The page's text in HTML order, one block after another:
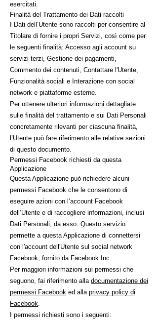
esercitati.
Finalità del Trattamento dei Dati raccolti
I Dati dell’Utente sono raccolti per consentire al
Titolare di fornire i propri Servizi, così come per
le seguenti finalità: Accesso agli account su
servizi terzi, Gestione dei pagamenti,
Commento dei contenuti, Contattare l'Utente,
Funzionalità sociali e Interazione con social
network e piattaforme esterne.
Per ottenere ulteriori informazioni dettagliate
sulle finalità del trattamento e sui Dati Personali
concretamente rilevanti per ciascuna finalità,
l’Utente può fare riferimento alle relative sezioni
di questo documento.
Permessi Facebook richiesti da questa
Applicazione
Questa Applicazione può richiedere alcuni
permessi Facebook che le consentono di
eseguire azioni con l’account Facebook
dell’Utente e di raccogliere informazioni, inclusi
Dati Personali, da esso. Questo servizio
permette a questa Applicazione di connettersi
con l'account dell'Utente sul social network
Facebook, fornito da Facebook Inc.
Per maggiori informazioni sui permessi che
seguono, fai riferimento alla documentazione dei
permessi Facebook ed alla privacy policy di
Facebook.
I permessi richiesti sono i seguenti: